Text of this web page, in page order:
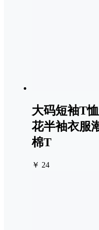
大码短袖T
花半袖衣服
棉T
￥ 24